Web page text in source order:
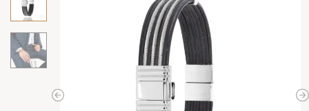
Previous